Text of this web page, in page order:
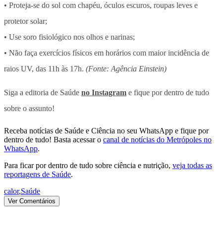
• Proteja-se do sol com chapéu, óculos escuros, roupas leves e
protetor solar;
• Use soro fisiológico nos olhos e narinas;
• Não faça exercícios físicos em horários com maior incidência de
raios UV, das 11h às 17h. (Fonte: Agência Einstein)
Siga a editoria de Saúde no Instagram e fique por dentro de tudo
sobre o assunto!
Receba notícias de Saúde e Ciência no seu WhatsApp e fique por
dentro de tudo! Basta acessar o canal de notícias do Metrópoles no
WhatsApp.
Para ficar por dentro de tudo sobre ciência e nutrição, veja todas as
reportagens de Saúde.
calor,Saúde
Ver Comentários